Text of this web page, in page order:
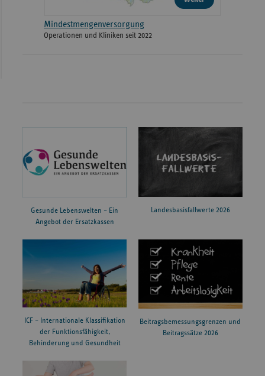
Mindestmengenversorgung
Operationen und Kliniken seit 2022
Gesunde Lebenswelten – Ein
Angebot der Ersatzkassen
Landesbasisfallwerte 2026
ICF – Internationale Klassifikation
der Funktionsfähigkeit,
Behinderung und Gesundheit
Beitragsbemessungsgrenzen und
Beitragssätze 2026